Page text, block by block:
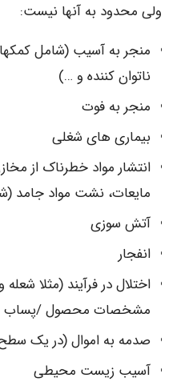
ولی محدود به آنها نیست:
منجر به آسیب (شامل
ناتوان کننده و …)
منجر به فوت
بیماری های شغلی
انتشار مواد خطرناک از
مایعات، نشت مواد جامد
آتش سوزی
انفجار
اختلال در فرآیند (مثلا
مشخصات محصول /پساب
صدمه به اموال (در یک
آسیب زیست محیطی